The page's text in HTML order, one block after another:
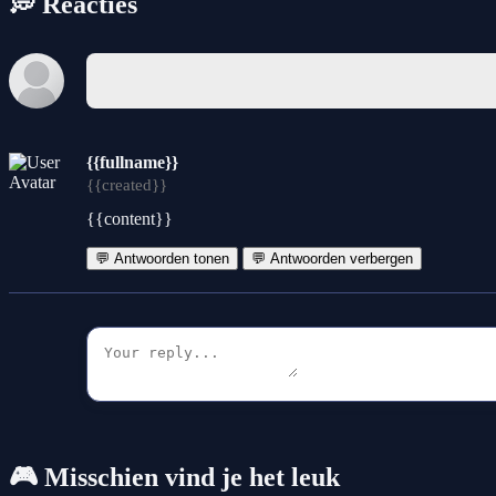
{{fullname}}
{{created}}
{{content}}
💬 Antwoorden tonen 💬 Antwoorden verbergen
🎮 Misschien vind je het leuk